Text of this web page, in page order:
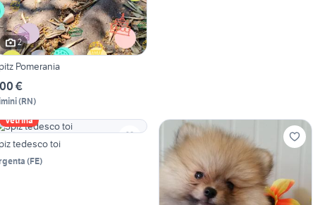
2
Pomerania
€
(RN)
Vetrina
tedesco toi
(FE)